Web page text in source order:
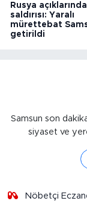
Rusya
saldırısı: Yaralı
mürettebat
getirildi
Samsun son
siyaset ve
Nöbetçi